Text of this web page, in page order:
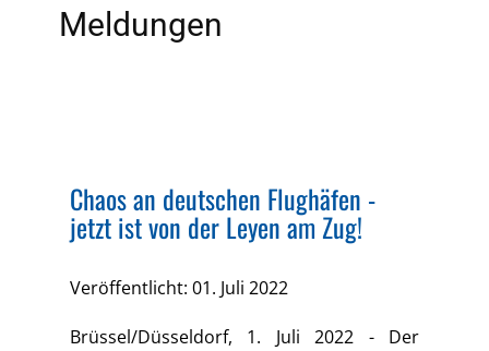
Meldungen
Chaos an deutschen Flughäfen -
jetzt ist von der Leyen am Zug!
Veröffentlicht: 01. Juli 2022
Brüssel/Düsseldorf, 1. Juli 2022 - Der